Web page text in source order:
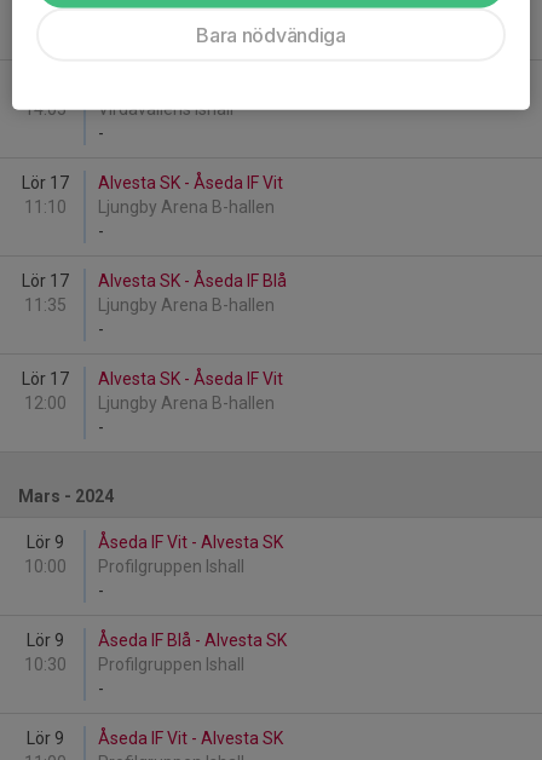
13:40
Virdavallens Ishall
14:05
Virdavallens Ishall
-
Lör 17
11:10
Alvesta SK - Åseda IF Vit
Ljungby Arena B-hallen
-
Lör 17
11:35
Alvesta SK - Åseda IF Blå
Ljungby Arena B-hallen
-
Lör 17
12:00
Alvesta SK - Åseda IF Vit
Ljungby Arena B-hallen
-
Mars - 2024
Lör 9
10:00
Åseda IF Vit - Alvesta SK
Profilgruppen Ishall
-
Lör 9
10:30
Åseda IF Blå - Alvesta SK
Profilgruppen Ishall
-
Lör 9
Åseda IF Vit - Alvesta SK
Bara nödvändiga